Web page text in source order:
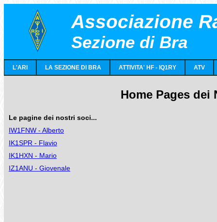
Associazione
Sezione di Bra
L'ARI LA SEZIONE DI BRA ATTIVITA' HF - IQ1RY ATV
Home Pages dei
Le pagine dei nostri soci...
IW1FNW - Alberto
IK1SPR - Flavio
IK1HXN - Mario
IZ1ANU - Giovenale